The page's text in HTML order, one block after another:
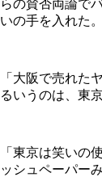
らの賛否両論で
いの手を入れた。
「大阪で売れた
るいうのは、東
「東京は笑いの
ッシュペーパー